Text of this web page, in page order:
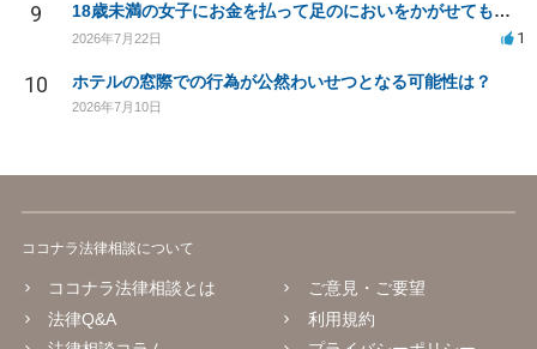
9 18歳未満の女子にお金を払って足のにおいをかがせてもらう等の行為は違法ですか
2026年7月22日 1
10 ホテルの窓際での行為が公然わいせつとなる可能性は？
2026年7月10日
ココナラ法律相談について
ココナラ法律相談とは
法律Q&A
ご意見・ご要望
利用規約